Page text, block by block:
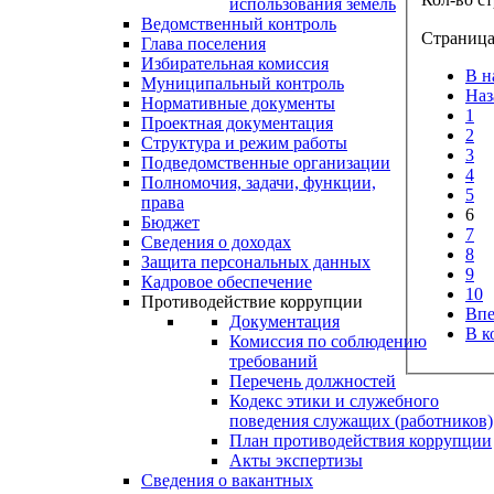
использования земель
Ведомственный контроль
Глава поселения
Избирательная комиссия
Муниципальный контроль
Нормативные документы
Проектная документация
Структура и режим работы
Подведомственные организации
Полномочия, задачи, функции,
права
Бюджет
Сведения о доходах
Защита персональных данных
Кадровое обеспечение
Противодействие коррупции
Документация
Комиссия по соблюдению
требований
Перечень должностей
Кодекс этики и служебного
поведения служащих (работников)
План противодействия коррупции
Акты экспертизы
Сведения о вакантных
В
1
2
3
4
5
6
7
8
9
10
В